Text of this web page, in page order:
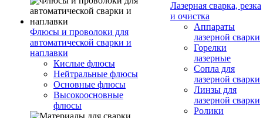
Флюсы и проволоки для
автоматической сварки и
наплавки
Кислые флюсы
Нейтральные флюсы
Основные флюсы
Высокоосновные
флюсы
Лазерная сварка, резка
и очистка
Аппараты
лазерной сварки
Горелки
лазерные
Сопла для
лазерной сварки
Линзы для
лазерной сварки
Ролики